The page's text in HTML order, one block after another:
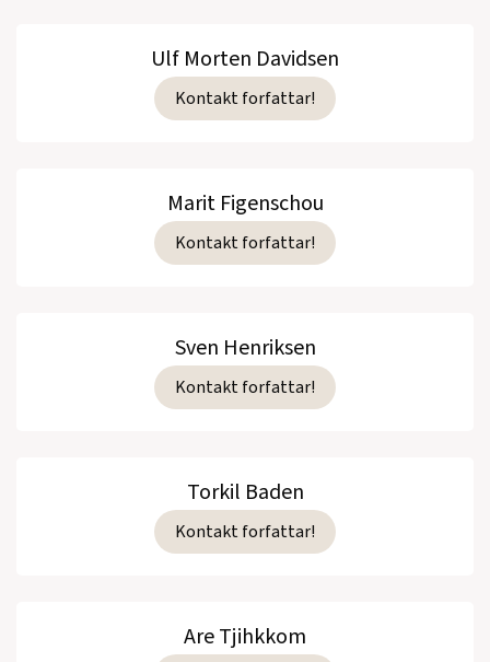
Ulf Morten Davidsen
Kontakt forfattar!
Marit Figenschou
Kontakt forfattar!
Sven Henriksen
Kontakt forfattar!
Torkil Baden
Kontakt forfattar!
Are Tjihkkom